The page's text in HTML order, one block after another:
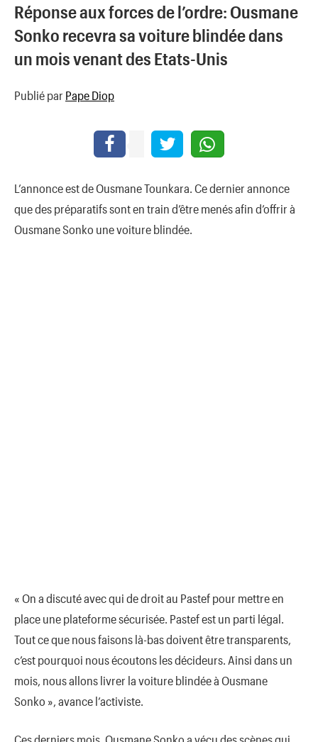
Réponse aux forces de l’ordre: Ousmane
Sonko recevra sa voiture blindée dans
un mois venant des Etats-Unis
Publié par Pape Diop
L’annonce est de Ousmane Tounkara. Ce dernier annonce
que des préparatifs sont en train d’être menés afin d’offrir à
Ousmane Sonko une voiture blindée.
« On a discuté avec qui de droit au Pastef pour mettre en
place une plateforme sécurisée. Pastef est un parti légal.
Tout ce que nous faisons là-bas doivent être transparents,
c’est pourquoi nous écoutons les décideurs. Ainsi dans un
mois, nous allons livrer la voiture blindée à Ousmane
Sonko », avance l’activiste.